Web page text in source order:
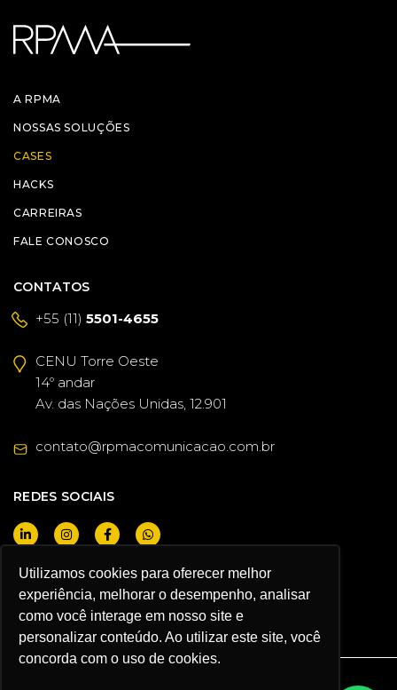
Utilizamos cookies para oferecer melhor
experiência, melhorar o desempenho, analisar
como você interage em nosso site e
personalizar conteúdo. Ao utilizar este site, você
concorda com o uso de cookies.
A RPMA
NOSSAS SOLUÇÕES
CASES
HACKS
CARREIRAS
FALE CONOSCO
CONTATOS
+55 (11) 5501-4655
CENU Torre Oeste
14º andar
Av. das Nações Unidas, 12.901
contato@rpmacomunicacao.com.br
REDES SOCIAIS
QUERO SER CLIENTE